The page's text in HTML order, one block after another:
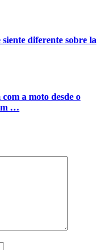
diferente sobre la
a moto desde o
…